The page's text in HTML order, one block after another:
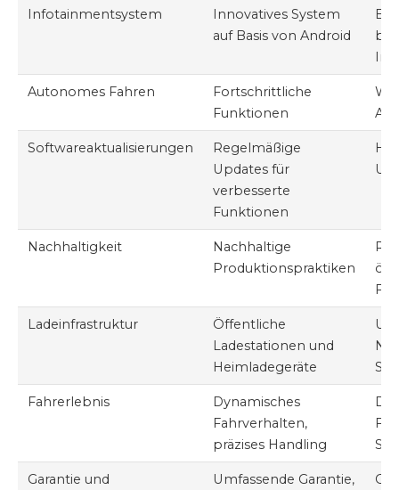
Infotainmentsystem
Innovatives System
auf Basis von Android
Autonomes Fahren
Fortschrittliche
Funktionen
Softwareaktualisierungen
Regelmäßige
Updates für
verbesserte
Funktionen
Nachhaltigkeit
Nachhaltige
Produktionspraktiken
Ladeinfrastruktur
Öffentliche
Ladestationen und
Heimladegeräte
Fahrerlebnis
Dynamisches
Fahrverhalten,
präzises Handling
Garantie und
Umfassende Garantie,